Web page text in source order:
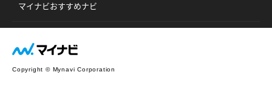
マイナビおすすめナビ
Copyright © Mynavi Corporation